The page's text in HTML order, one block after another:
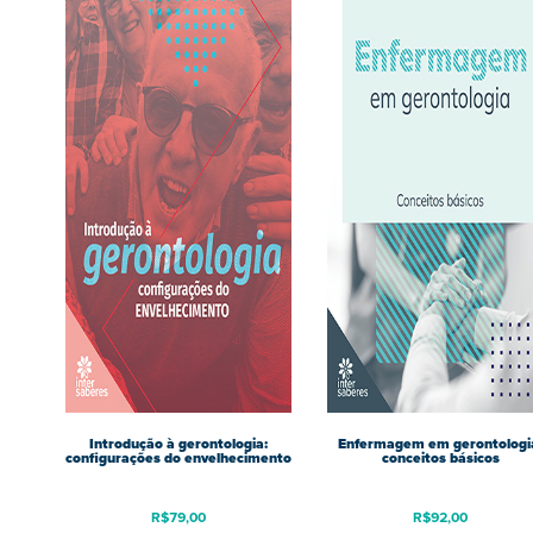
Introdução à gerontologia:
configurações do envelhecimento
R$79,00
Enfermagem em
conceitos básicos
R$92,00